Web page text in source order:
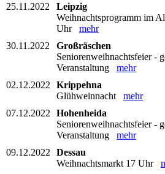
25.11.2022
Leipzig
Weihnachtsprogramm im
Uhr mehr
30.11.2022
Großräschen
Seniorenweihnachtsfeier -
Veranstaltung mehr
02.12.2022
Krippehna
Glühweinnacht mehr
07.12.2022
Hohenheida
Seniorenweihnachtsfeier -
Veranstaltung mehr
09.12.2022
Dessau
Weihnachtsmarkt 17 Uhr